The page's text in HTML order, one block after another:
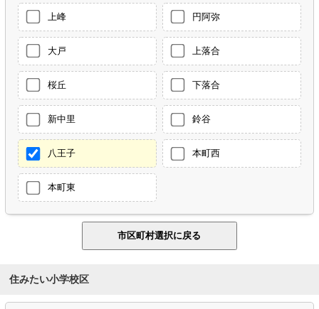
上峰 円阿弥
大戸 上落合
桜丘 下落合
新中里 鈴谷
八王子 本町西
本町東
住みたい小学校区